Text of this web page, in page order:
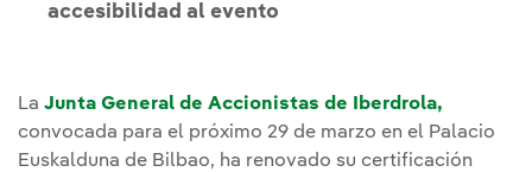
accesibilidad al evento
La Junta General de Accionistas de Iberdrola,
convocada para el próximo 29 de marzo en el Palacio
Euskalduna de Bilbao, ha renovado su certificación